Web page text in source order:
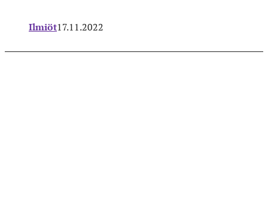
Ilmiöt17.11.2022